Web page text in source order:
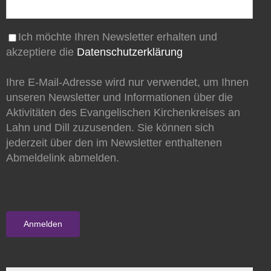
Ich möchte Ihren Newsletter erhalten und
akzeptiere die Datenschutzerklärung
Ihre E-Mail-Adresse wird nur verwendet, um Ihnen
unseren Newsletter und Informationen über die
Aktivitäten des Evangelischen Kirchenkreises an
Lahn und Dill zuzusenden. Sie können sich
jederzeit über den im Newsletter enthaltenen
Abmeldelink abmelden.